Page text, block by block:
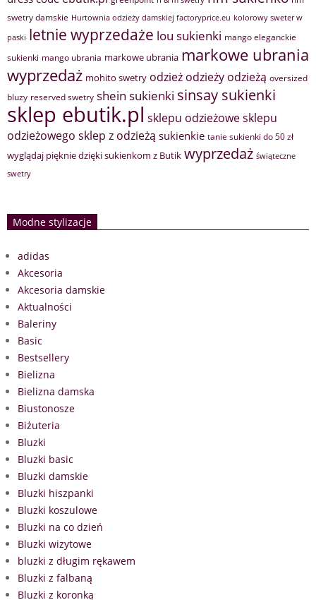
swetry damskie Hurtownia odzieży damskiej factoryprice.eu kolorowy sweter w
paski letnie wyprzedaże lou sukienki mango eleganckie
sukienki mango ubrania markowe ubrania markowe ubrania
wyprzedaż mohito swetry odzież odzieży odzieżą oversized
bluzy reserved swetry shein sukienki sinsay sukienki
sklep ebutik.pl sklepu odzieżowesklepu
odzieżowego sklep z odzieżą sukienkie tanie sukienki do 50 zł
wyglądaj pięknie dzięki sukienkom z Butik wyprzedaż świąteczne
swetry
Modne stylizacje
adidas
Akcesoria
Akcesoria damskie
Aktualności
Baleriny
Basic
Bestsellery
Bielizna
Bielizna damska
Biustonosze
Biżuteria
Bluzki
Bluzki basic
Bluzki damskie
Bluzki hiszpanki
Bluzki koszulowe
Bluzki na co dzień
Bluzki wizytowe
bluzki z długim rękawem
Bluzki z falbaną
Bluzki z koronką